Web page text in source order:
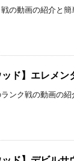
の動画の紹介と
ド】エレメン
ンク戦の動画の紹